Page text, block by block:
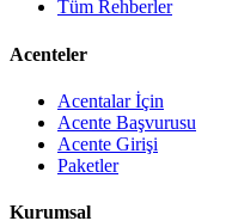
Tüm Rehberler
Acenteler
Acentalar İçin
Acente Başvurusu
Acente Girişi
Paketler
Kurumsal